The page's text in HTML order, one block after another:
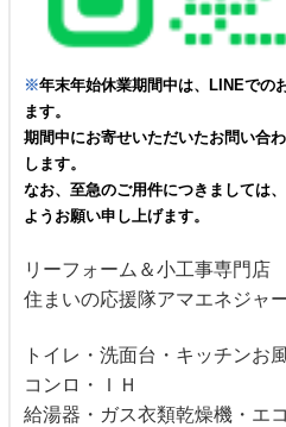
※年末年始休業期間中は、LINEでの
ます。
期間中にお寄せいただいたお問い合
します。
なお、至急のご用件につきましては
ようお願い申し上げます。
リーフォーム＆小工事専門店
住まいの応援隊アマエネジャ
トイレ・洗面台・キッチンお
コンロ・ＩＨ
給湯器・ガス衣類乾燥機・エ